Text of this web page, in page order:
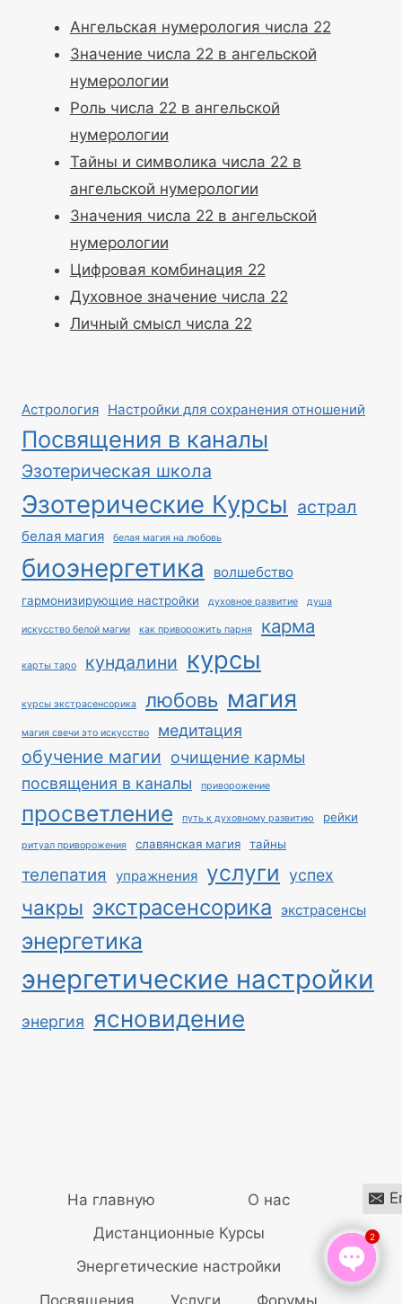
Ангельская нумерология числа 22
Значение числа 22 в ангельской
нумерологии
Роль числа 22 в ангельской
нумерологии
Тайны и символика числа 22 в
ангельской нумерологии
Значения числа 22 в ангельской
нумерологии
Цифровая комбинация 22
Духовное значение числа 22
Личный смысл числа 22
Астрология Настройки для сохранения отношений
Посвящения в каналы
Эзотерическая школа
Эзотерические Курсы астрал
белая магия белая магия на любовь
биоэнергетика волшебство
гармонизирующие настройки духовное развитие душа
искусство белой магии как приворожить парня карма
карты таро кундалини курсы
курсы экстрасенсорика любовь магия
магия свечи это искусство медитация
обучение магии очищение кармы
посвящения в каналы
приворожение
просветление путь к духовному развитию рейки
ритуал приворожения славянская магия тайны
телепатия упражнения услуги успех
чакры экстрасенсорика экстрасенсы
энергетика
энергетические настройки
энергия ясновидение
На главную
О нас
Дистанционные Курсы
Энергетические настройки
Посвящения
Услуги Форумы Open
2